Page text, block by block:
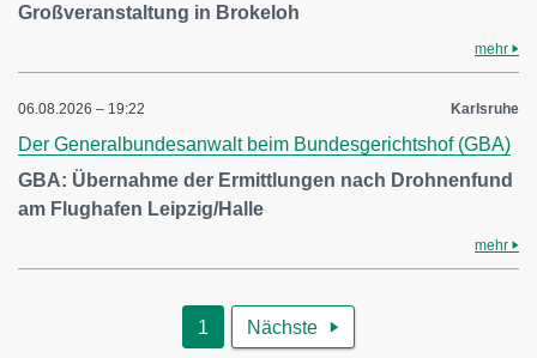
Großveranstaltung in Brokeloh
mehr
06.08.2026 – 19:22 Karlsruhe
Der Generalbundesanwalt beim Bundesgerichtshof (GBA)
GBA: Übernahme der Ermittlungen nach Drohnenfund
am Flughafen Leipzig/Halle
mehr
1 Nächste 